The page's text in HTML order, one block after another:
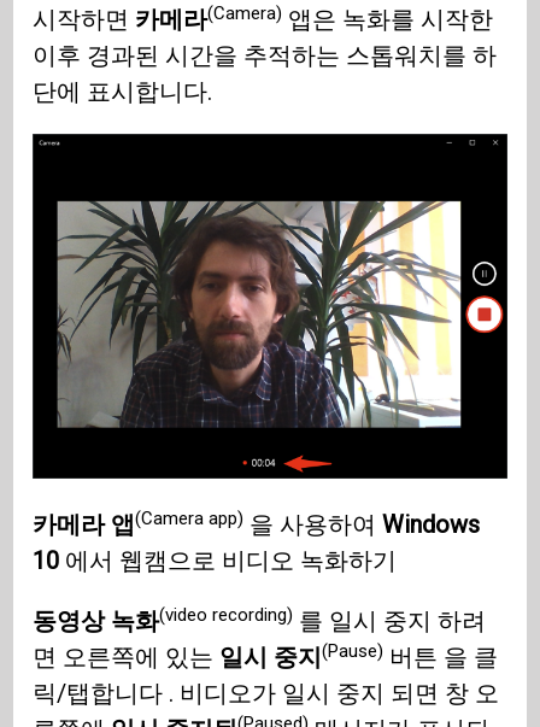
시작하면 카메라(Camera) 앱은 녹화를 시작한
이후 경과된 시간을 추적하는 스톱워치를 하
단에 표시합니다.
카메라 앱(Camera app) 을 사용하여Windows
10 에서 웹캠으로 비디오 녹화하기
동영상 녹화(video recording) 를 일시 중지 하려
면 오른쪽에 있는 일시 중지(Pause) 버튼 을 클
릭/탭합니다 . 비디오가 일시 중지 되면 창 오